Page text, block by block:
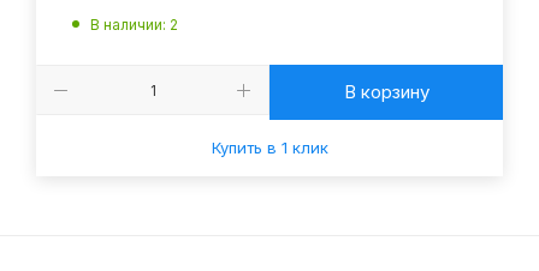
В наличии: 2
В корзину
Купить в 1 клик